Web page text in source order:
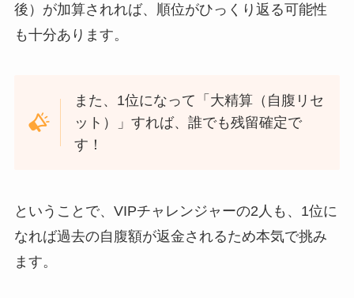
後）が加算されれば、順位がひっくり返る可能性
も十分あります。
また、1位になって「大精算（自腹リセ
ット）」すれば、誰でも残留確定で
す！
ということで、VIPチャレンジャーの2人も、1位に
なれば過去の自腹額が返金されるため本気で挑み
ます。